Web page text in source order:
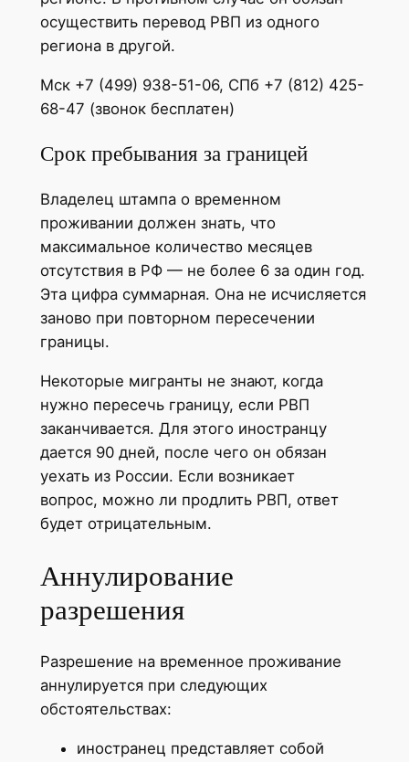
осуществить перевод РВП из одного
региона в другой.
Мск +7 (499) 938-51-06, СПб +7 (812) 425-
68-47 (звонок бесплатен)
Срок пребывания за границей
Владелец штампа о временном
проживании должен знать, что
максимальное количество месяцев
отсутствия в РФ — не более 6 за один год.
Эта цифра суммарная. Она не исчисляется
заново при повторном пересечении
границы.
Некоторые мигранты не знают, когда
нужно пересечь границу, если РВП
заканчивается. Для этого иностранцу
дается 90 дней, после чего он обязан
уехать из России. Если возникает
вопрос, можно ли продлить РВП, ответ
будет отрицательным.
Аннулирование
разрешения
Разрешение на временное проживание
аннулируется при следующих
обстоятельствах:
иностранец представляет собой